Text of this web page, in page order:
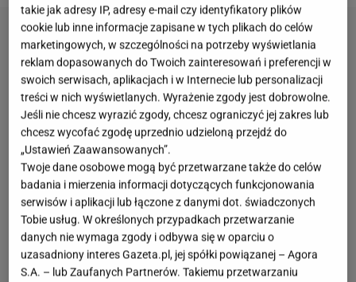
takie jak adresy IP, adresy e-mail czy identyfikatory plików
cookie lub inne informacje zapisane w tych plikach do celów
marketingowych, w szczególności na potrzeby wyświetlania
reklam dopasowanych do Twoich zainteresowań i preferencji w
swoich serwisach, aplikacjach i w Internecie lub personalizacji
treści w nich wyświetlanych. Wyrażenie zgody jest dobrowolne.
Jeśli nie chcesz wyrazić zgody, chcesz ograniczyć jej zakres lub
chcesz wycofać zgodę uprzednio udzieloną przejdź do
„Ustawień Zaawansowanych”.
Twoje dane osobowe mogą być przetwarzane także do celów
badania i mierzenia informacji dotyczących funkcjonowania
serwisów i aplikacji lub łączone z danymi dot. świadczonych
Tobie usług. W określonych przypadkach przetwarzanie
danych nie wymaga zgody i odbywa się w oparciu o
uzasadniony interes Gazeta.pl, jej spółki powiązanej – Agora
S.A. – lub Zaufanych Partnerów. Takiemu przetwarzaniu